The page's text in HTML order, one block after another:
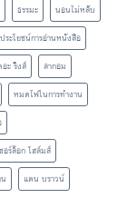
ธรรมะ
นอนไม่หลับ
ประโยชน์การอ่านหนังสือ
ะ ริงส์
ลากอม
หมดไฟในการทำงาน
อร์ล็อก โฮล์มส์
แดน บราวน์